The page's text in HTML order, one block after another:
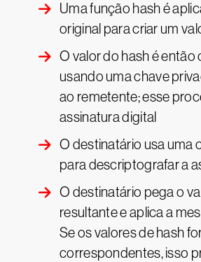
Uma função hash é
original para criar um
O valor do hash é
usando uma chave
ao remetente; esse
assinatura digital
O destinatário usa uma
para descriptografar a
O destinatário pega o
resultante e aplica a
Se os valores de hash
correspondentes, isso